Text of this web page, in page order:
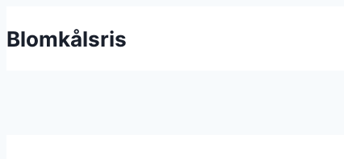
til
Blomkålsris